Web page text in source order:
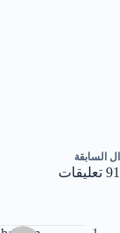
ال السابقة
91 تعليقات